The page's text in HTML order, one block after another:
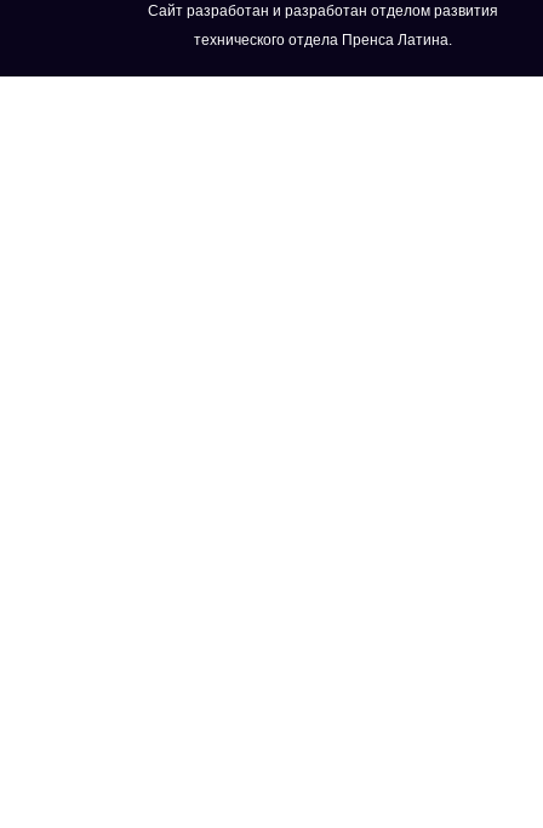
Сайт разработан и разработан отделом развития
технического отдела Пренса Латина.